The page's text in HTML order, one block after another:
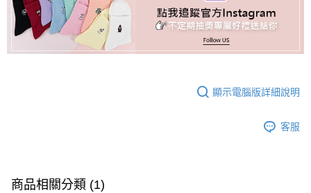
顯示電腦版詳細說明
客服
商品相關分類 (1)